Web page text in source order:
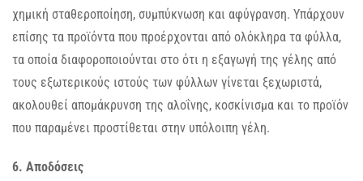
χημική σταθεροποίηση, συμπύκνωση και αφύγρανση. Υπάρχουν
επίσης τα προϊόντα που προέρχονται από ολόκληρα τα φύλλα,
τα οποία διαφοροποιούνται στο ότι η εξαγωγή της γέλης από
τους εξωτερικούς ιστούς των φύλλων γίνεται ξεχωριστά,
ακολουθεί απομάκρυνση της αλοΐνης, κοσκίνισμα και το προϊόν
που παραμένει προστίθεται στην υπόλοιπη γέλη.
6. Αποδόσεις